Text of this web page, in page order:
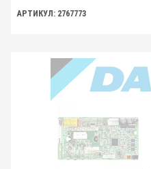
АРТИКУЛ: 2767773